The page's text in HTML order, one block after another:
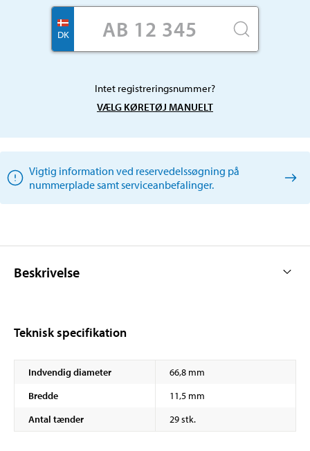
DK
Intet registreringsnummer?
VÆLG KØRETØJ MANUELT
Vigtig information ved reservedelssøgning på
nummerplade samt serviceanbefalinger.
Beskrivelse
Teknisk specifikation
Indvendig diameter
66,8 mm
Bredde
11,5 mm
Antal tænder
29 stk.